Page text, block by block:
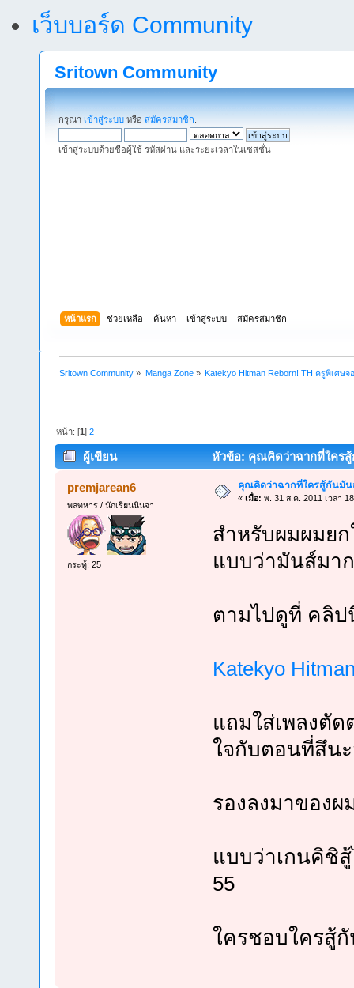
เว็บบอร์ด Community
Sritown Community
กรุณา เข้าสู่ระบบ หรือ สมัครสมาชิก
เข้าสู่ระบบด้วยชื่อผู้ใช้ รหัสผ่าน และระยะเวลาในเซสชั่น
หน้าแรก ช่วยเหลือ ค้นหา เข้าสู่ระบบ สมัครสมาชิก
Sritown Community » Manga Zone» Katekyo Hitman Reborn! TH ครูพิเศษ
หน้า: [1]2
ผู้เขียน หัวข้อ: คุณคิดว่าฉากที่ใครสู้
premjarean6
พลทหาร / นักเรียนนินจา
กระทู้: 25
คุณคิดว่าฉากที่ใครสู้กันมั
« เมื่อ: พ. 31 ส.ค. 2011 เวลา
สำหรับผมผมยก
แบบว่ามันส์มาก
ตามไปดูที่ คลิป
Katekyo
แถมใส่เพลงตัด
ใจกับตอนที่สึน
รองลงมาของผ
แบบว่าเกนคิชิ
55
ใครชอบใครสู้